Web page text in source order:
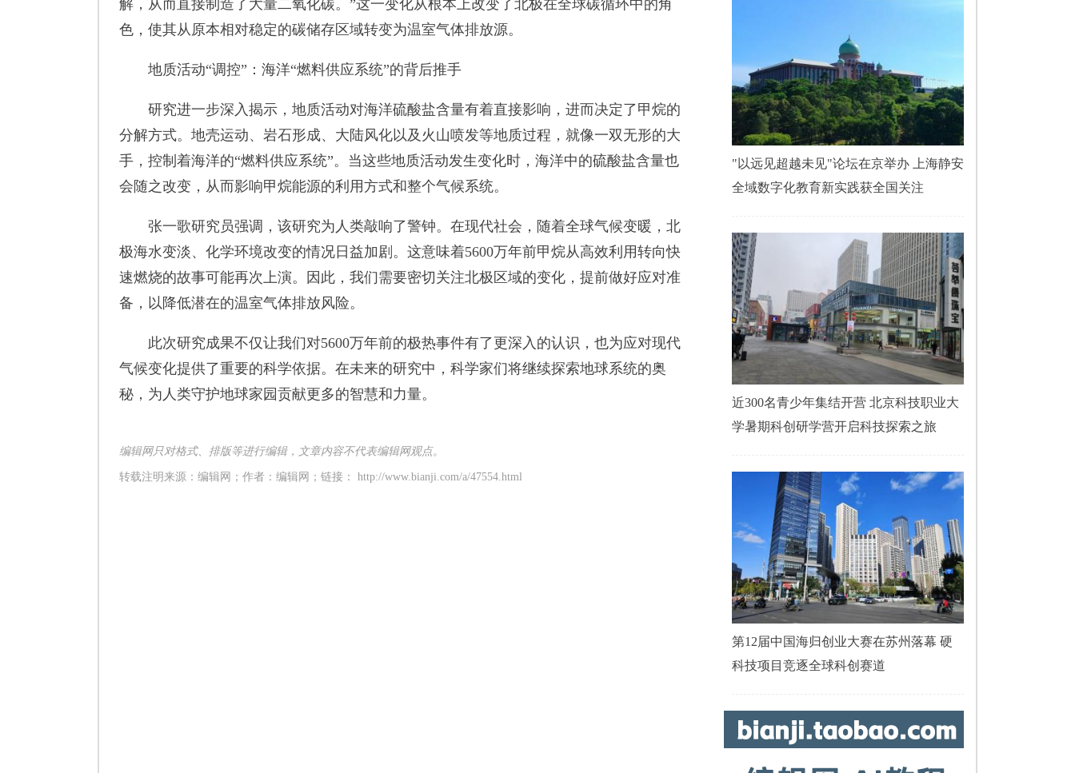
解，从而直接制造了大量二氧化碳。”这一变化从根本上改变了北极在全球碳循环中的角
色，使其从原本相对稳定的碳储存区域转变为温室气体排放源。
地质活动“调控”：海洋“燃料供应系统”的背后推手
研究进一步深入揭示，地质活动对海洋硫酸盐含量有着直接影响，进而决定了甲烷的
分解方式。地壳运动、岩石形成、大陆风化以及火山喷发等地质过程，就像一双无形的大
手，控制着海洋的“燃料供应系统”。当这些地质活动发生变化时，海洋中的硫酸盐含量也
会随之改变，从而影响甲烷能源的利用方式和整个气候系统。
张一歌研究员强调，该研究为人类敲响了警钟。在现代社会，随着全球气候变暖，北
极海水变淡、化学环境改变的情况日益加剧。这意味着5600万年前甲烷从高效利用转向快
速燃烧的故事可能再次上演。因此，我们需要密切关注北极区域的变化，提前做好应对准
备，以降低潜在的温室气体排放风险。
此次研究成果不仅让我们对5600万年前的极热事件有了更深入的认识，也为应对现代
气候变化提供了重要的科学依据。在未来的研究中，科学家们将继续探索地球系统的奥
秘，为人类守护地球家园贡献更多的智慧和力量。
编辑网只对格式、排版等进行编辑，文章内容不代表编辑网观点。
转载注明来源：编辑网；作者： 编辑网 ；链接： http://www.bianji.com/a/47554.html
"以远见超越未见"论坛在京举办 上海静安
全域数字化教育新实践获全国关注
近300名青少年集结开营 北京科技职业大
学暑期科创研学营开启科技探索之旅
第12届中国海归创业大赛在苏州落幕 硬
科技项目竞逐全球科创赛道